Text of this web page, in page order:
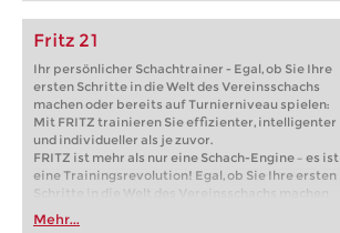
Fritz 21
Ihr persönlicher Schachtrainer - Egal, ob Sie Ihre
ersten Schritte in die Welt des Vereinsschachs
machen oder bereits auf Turnierniveau spielen:
Mit FRITZ trainieren Sie effizienter, intelligenter
und individueller als je zuvor.
FRITZ ist mehr als nur eine Schach-Engine – es ist
eine Trainingsrevolution! Egal, ob Sie Ihre ersten
Schritte in die Welt des Vereinsschachs machen
oder bereits auf Turnierniveau spielen: Mit
FRITZ trainieren Sie effizienter, intelligenter und
Mehr...